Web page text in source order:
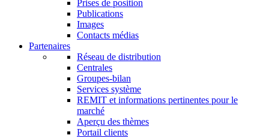
Prises de position
Publications
Images
Contacts médias
Partenaires
Réseau de distribution
Centrales
Groupes-bilan
Services système
REMIT et informations pertinentes pour le
marché
Aperçu des thèmes
Portail clients